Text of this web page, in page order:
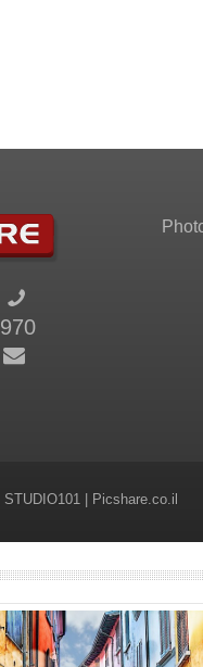
970
STUDIO101 | Picshare.co.il